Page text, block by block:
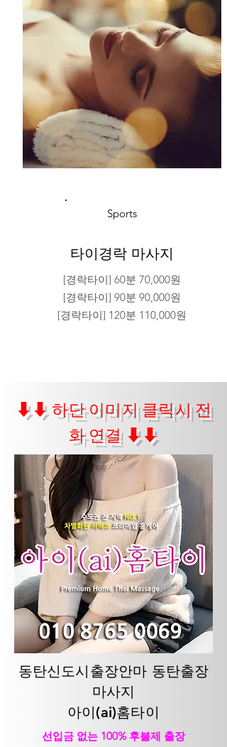
Sports
타이경락 마사지
[경락타이] 60분 70,000원
[경락타이] 90분 90,000원
[경락타이] 120분 110,000원
⬇⬇ 하단 이미지 클릭시 전
화 연결 ⬇⬇
동탄신도시출장안마 동탄출장
마사지
아이(ai)홈타이
선입금 없는 100% 후불제 출장